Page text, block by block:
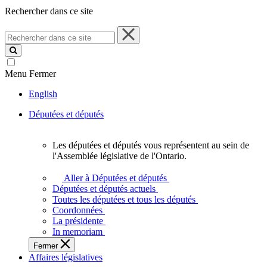
Rechercher dans ce site
Rechercher
dans
ce
site
Menu Fermer
English
Députées et députés
députés
vous
représentent
sein
de
l'Assemblée
législative
Les députées et députés vous représentent au sein de
l'Assemblée législative de l'Ontario.
Aller à Députées et députés
Députées et députés actuels
Toutes les députées et tous les députés
Coordonnées
La présidente
In memoriam
Fermer
Affaires législatives